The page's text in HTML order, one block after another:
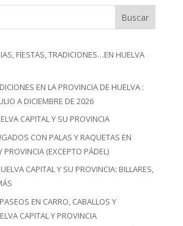
Buscar
FIESTAS, TRADICIONES…EN HUELVA
EN LA PROVINCIA DE HUELVA :
A DICIEMBRE DE 2026
CAPITAL Y SU PROVINCIA
CON PALAS Y RAQUETAS EN
PROVINCIA (EXCEPTO PÁDEL)
CAPITAL Y SU PROVINCIA: BILLARES,
EN CARRO, CABALLOS Y
CAPITAL Y PROVINCIA